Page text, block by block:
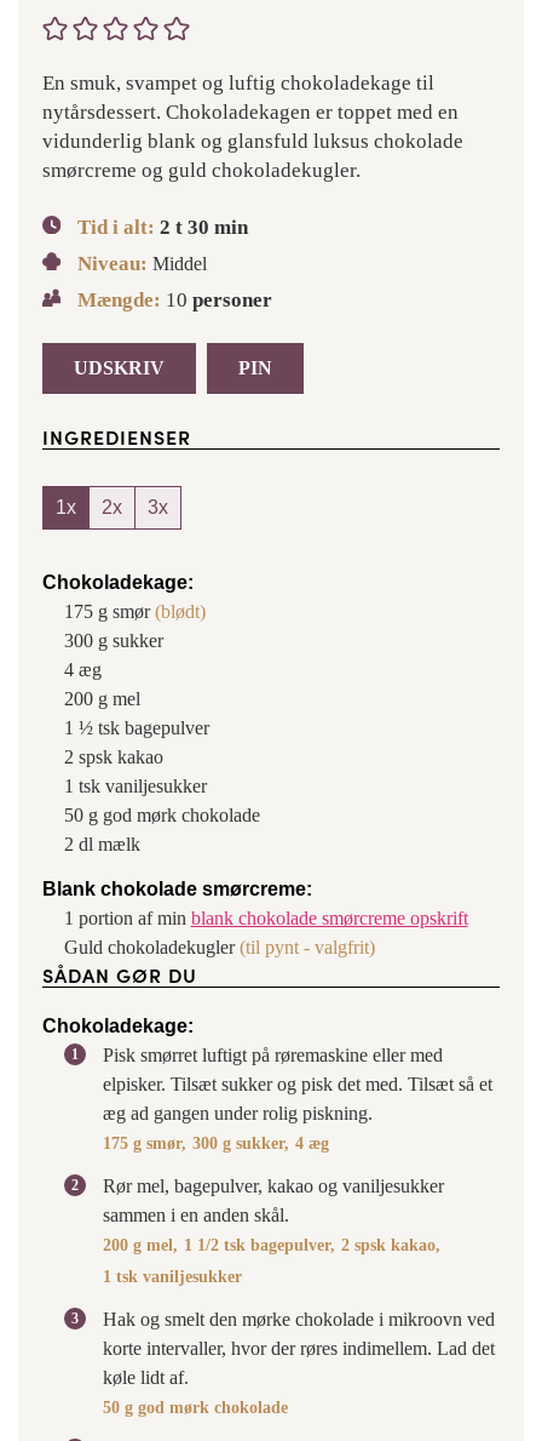
En smuk, svampet og luftig chokoladekage til
nytårsdessert. Chokoladekagen er toppet med en
vidunderlig blank og glansfuld luksus chokolade
smørcreme og guld chokoladekugler.
Tid i alt: 2 t 30 min
Niveau: Middel
Mængde: 10 personer
UDSKRIV PIN
INGREDIENSER
1x 2x 3x
Chokoladekage:
175 g smør (blødt)
300 g sukker
4 æg
200 g mel
1 ½ tsk bagepulver
2 spsk kakao
1 tsk vaniljesukker
50 g god mørk chokolade
2 dl mælk
Blank chokolade smørcreme:
1 portion af min blank chokolade smørcreme opskrift
Guld chokoladekugler (til pynt - valgfrit)
SÅDAN GØR DU
Chokoladekage:
Pisk smørret luftigt på røremaskine eller med
elpisker. Tilsæt sukker og pisk det med. Tilsæt så et
æg ad gangen under rolig piskning.
175 g smør, 300 g sukker, 4 æg
Rør mel, bagepulver, kakao og vaniljesukker
sammen i en anden skål.
200 g mel, 1 1/2 tsk bagepulver, 2 spsk kakao,
1 tsk vaniljesukker
Hak og smelt den mørke chokolade i mikroovn ved
korte intervaller, hvor der røres indimellem. Lad det
køle lidt af.
50 g god mørk chokolade